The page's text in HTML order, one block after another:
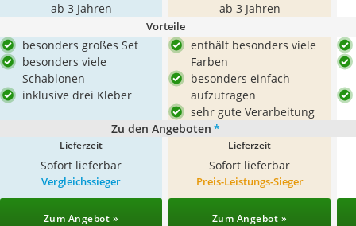
ab 3 Jahren ab 3 Jahren
Vorteile
besonders großes Set
besonders viele
Schablonen
inklusive drei Kleber
enthält besonders viele
Farben
besonders einfach
aufzutragen
sehr gute Verarbeitung
Zu den Angeboten *
Lieferzeit
Sofort lieferbar
Lieferzeit
Sofort lieferbar
Vergleichssieger
Zum Angebot »
Preis-Leistungs-Sieger
Zum Angebot »